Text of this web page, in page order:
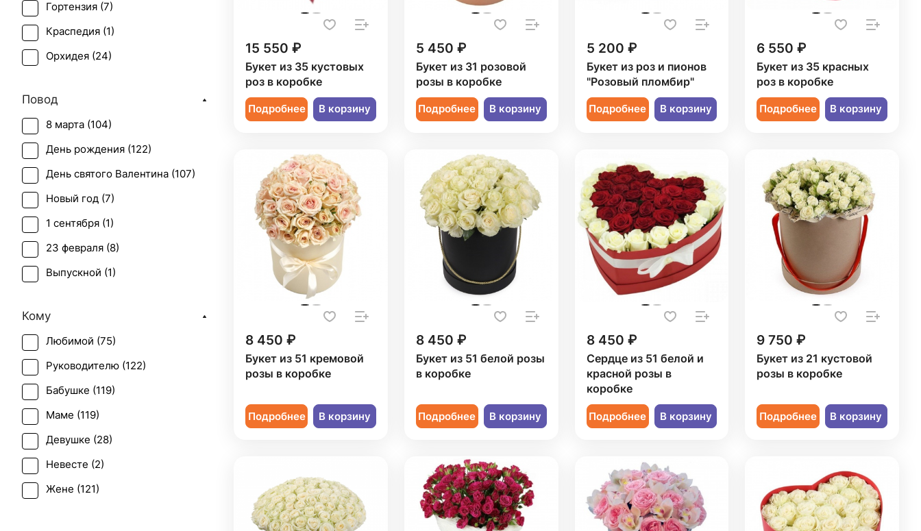
15 550 ₽
Букет из 35 кустовых
роз в коробке
Подробнее В корзину
5 450 ₽
Букет из 31 розовой
розы в коробке
Подробнее В корзину
5 200 ₽
Букет из роз и пионов
"Розовый пломбир"
Подробнее В корзину
6 550 ₽
Букет из 35 красных
роз в коробке
Подробнее В корзину
8 450 ₽
Букет из 51 кремовой
розы в коробке
Подробнее В корзину
8 450 ₽
Букет из 51 белой розы
в коробке
Подробнее В корзину
8 450 ₽
Сердце из 51 белой и
красной розы в
коробке
Подробнее В корзину
9 750 ₽
Букет из 21 кустовой
розы в коробке
Подробнее В корзину
Гортензия (7)
Краспедия (1)
Орхидея (24)
Подсолнух (
Ранункулюс (
Роза (73)
Роза кустовая (24)
Скиммия (1)
Солидаго ( 1)
Статица (1)
Танацетум (1)
Повод
8 марта (104)
День рождения (122)
День святого Валентина (107)
Новый год (7)
1 сентября (1)
23 февраля (8)
Выпускной (1)
День учителя (
Пасха (2)
Первое свидание (115
Последний звонок (
Рождение ребенка (
Рождество (7
Свадьба (1)
Татьянин день (
Кому
Любимой (75)
Руководителю (122)
Бабушке (119)
Маме (119)
Девушке (28)
Невесте (2)
Жене (121)